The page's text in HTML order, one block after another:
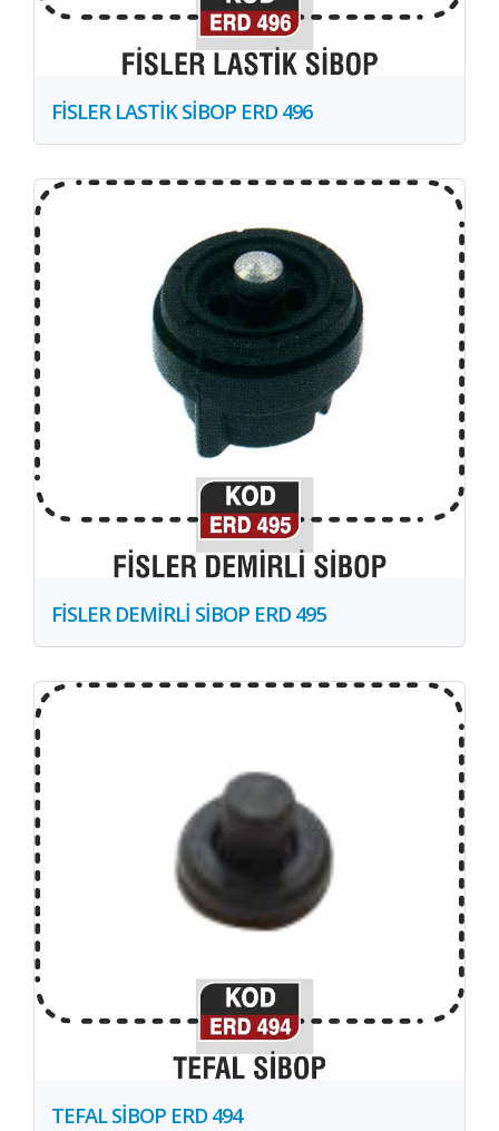
FİSLER LASTİK SİBOP ERD 496
FİSLER DEMİRLİ SİBOP ERD 495
TEFAL SİBOP ERD 494